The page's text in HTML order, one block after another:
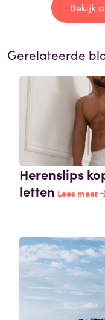
Bekijk
Gerelateerde
Herenslips
letten Lees meer